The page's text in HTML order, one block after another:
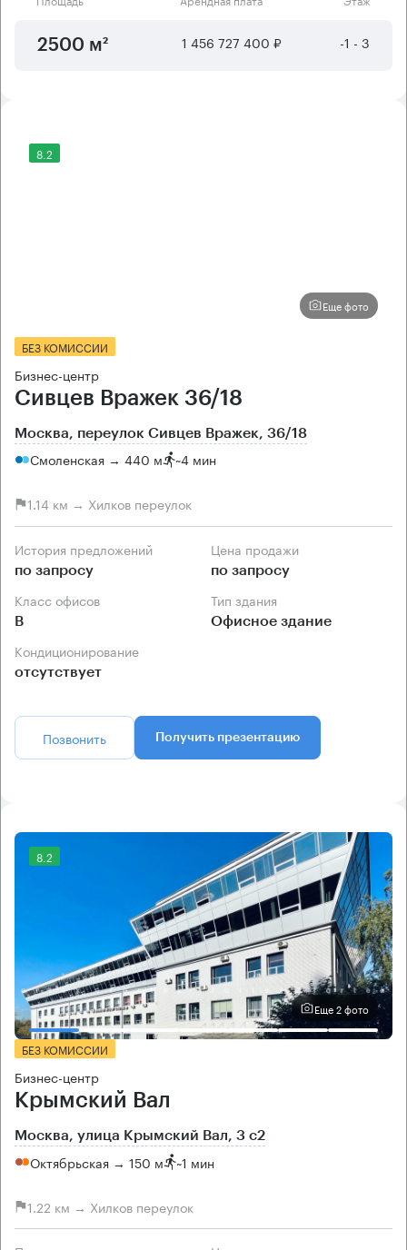
2500 м² 1 456 727 400 ₽ -1 - 3
8.2
Еще фото
БЕЗ КОМИССИИ
Бизнес-центр
Сивцев Вражек 36/18
Москва, переулок Сивцев Вражек, 36/18
Смоленская → 440 м ~4 мин
1.14 км → Хилков переулок
История предложений
по запросу
Цена продажи
по запросу
Класс офисов
B
Тип здания
Офисное здание
Кондиционирование
отсутствует
Позвонить Получить презентацию
8.2
Еще 2 фото
БЕЗ КОМИССИИ
Бизнес-центр
Крымский Вал
Москва, улица Крымский Вал, 3 с2
Октябрьская → 150 м ~1 мин
1.22 км → Хилков переулок